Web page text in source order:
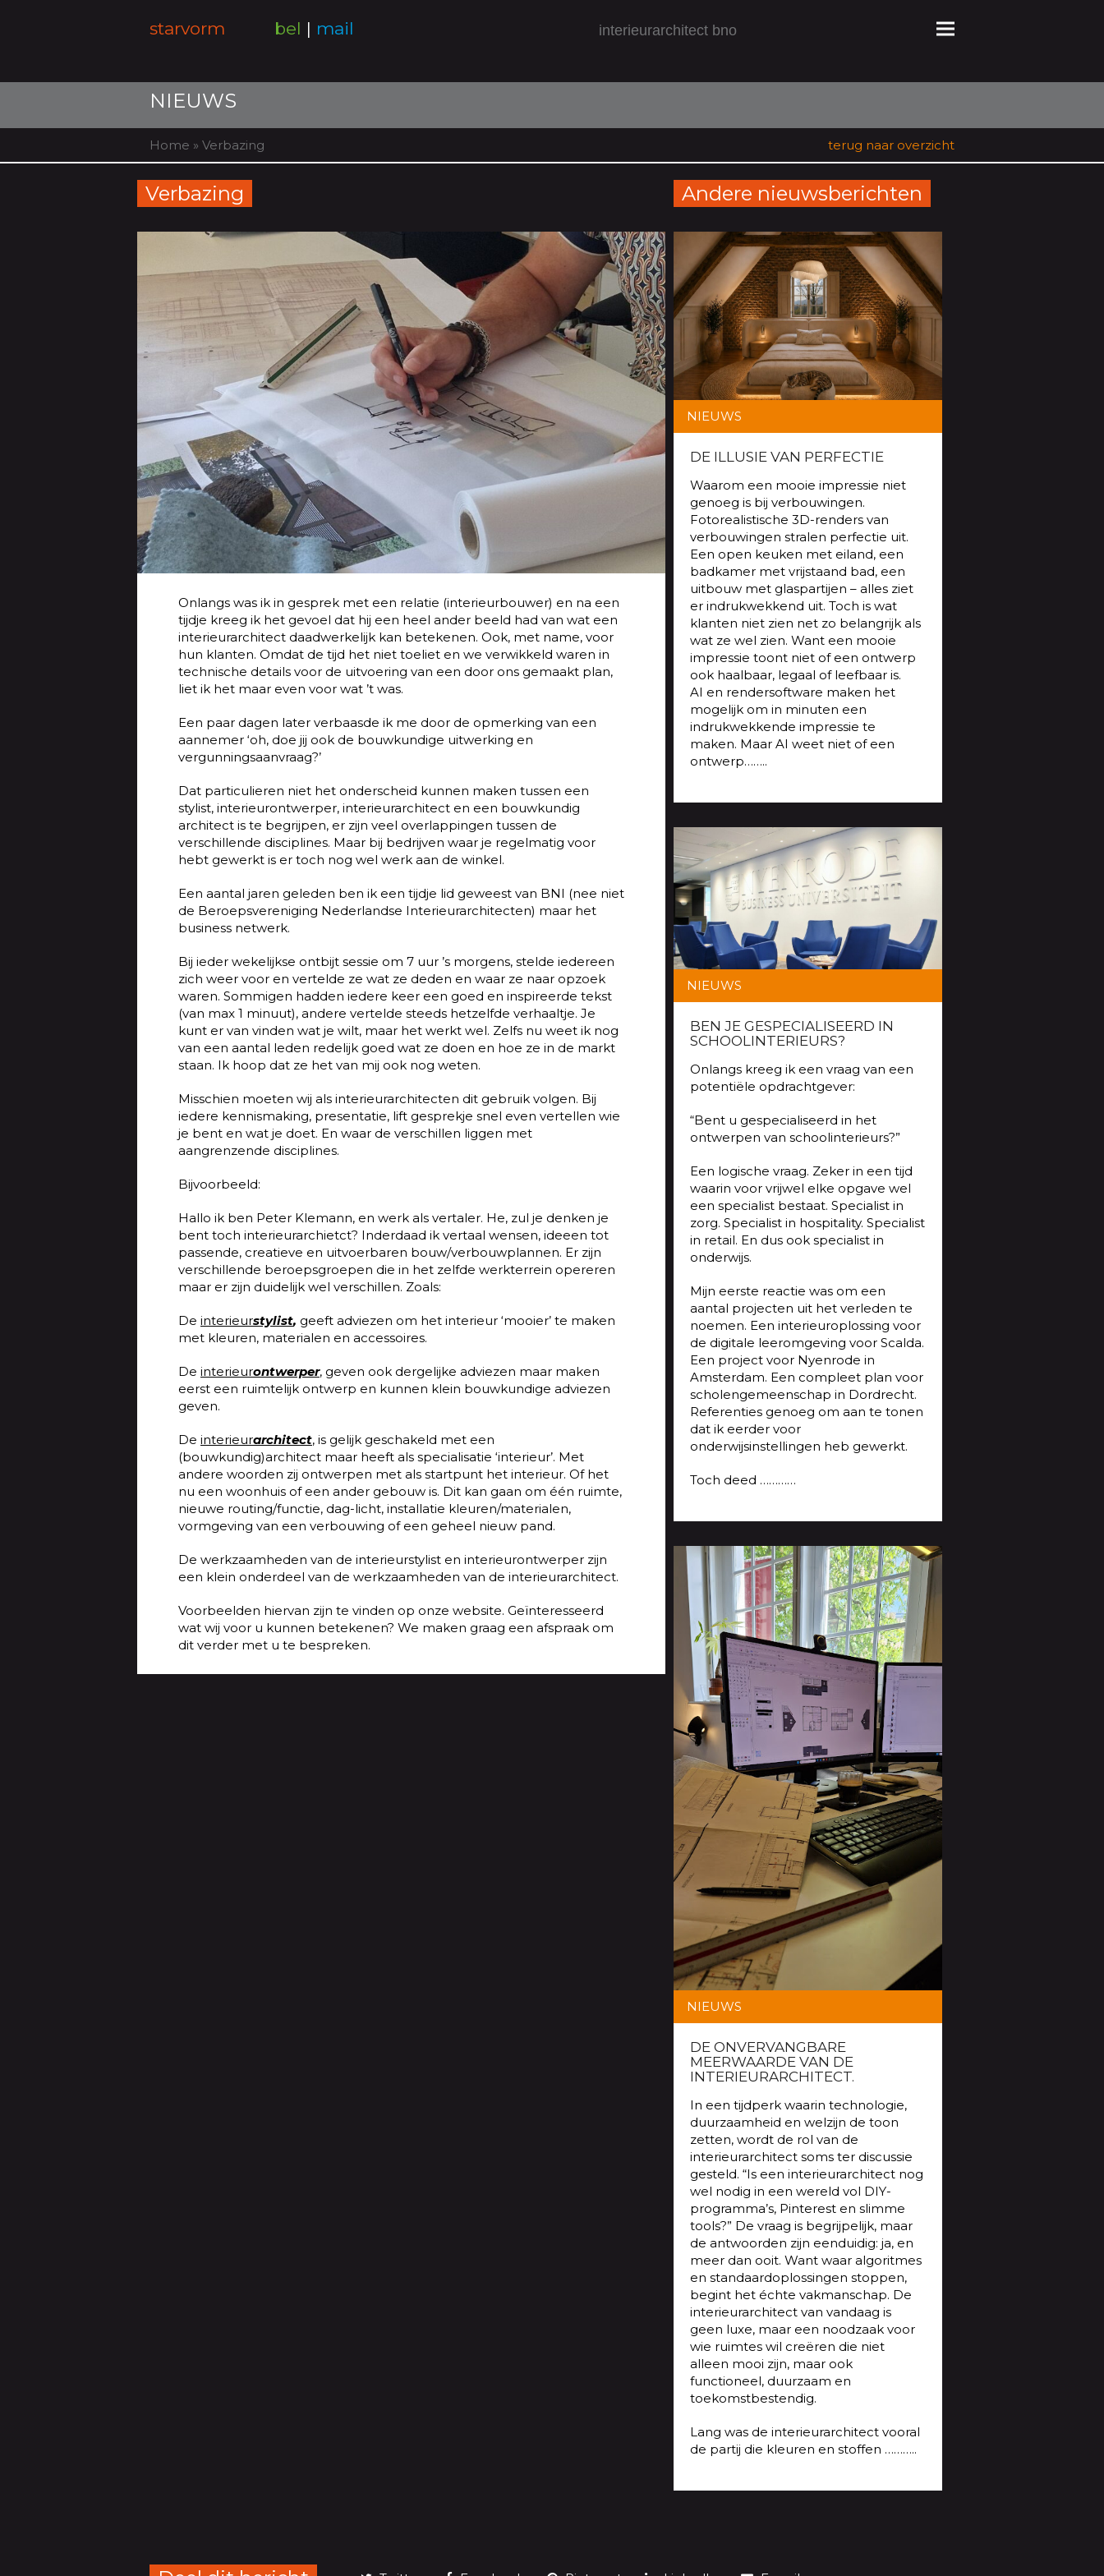
starvorm bel | mail interieurarchitect bno
NIEUWS
Home » Verbazing terug naar overzicht
Verbazing
Onlangs was ik in gesprek met een relatie (interieurbouwer) en na een
tijdje kreeg ik het gevoel dat hij een heel ander beeld had van wat een
interieurarchitect daadwerkelijk kan betekenen. Ook, met name, voor
hun klanten. Omdat de tijd het niet toeliet en we verwikkeld waren in
technische details voor de uitvoering van een door ons gemaakt plan,
liet ik het maar even voor wat ’t was.
Een paar dagen later verbaasde ik me door de opmerking van een
aannemer ‘oh, doe jij ook de bouwkundige uitwerking en
vergunningsaanvraag?’
Dat particulieren niet het onderscheid kunnen maken tussen een
stylist, interieurontwerper, interieurarchitect en een bouwkundig
architect is te begrijpen, er zijn veel overlappingen tussen de
verschillende disciplines. Maar bij bedrijven waar je regelmatig voor
hebt gewerkt is er toch nog wel werk aan de winkel.
Een aantal jaren geleden ben ik een tijdje lid geweest van BNI (nee niet
de Beroepsvereniging Nederlandse Interieurarchitecten) maar het
business netwerk.
Bij ieder wekelijkse ontbijt sessie om 7 uur ’s morgens, stelde iedereen
zich weer voor en vertelde ze wat ze deden en waar ze naar opzoek
waren. Sommigen hadden iedere keer een goed en inspireerde tekst
(van max 1 minuut), andere vertelde steeds hetzelfde verhaaltje. Je
kunt er van vinden wat je wilt, maar het werkt wel. Zelfs nu weet ik nog
van een aantal leden redelijk goed wat ze doen en hoe ze in de markt
staan. Ik hoop dat ze het van mij ook nog weten.
Misschien moeten wij als interieurarchitecten dit gebruik volgen. Bij
iedere kennismaking, presentatie, lift gesprekje snel even vertellen wie
je bent en wat je doet. En waar de verschillen liggen met
aangrenzende disciplines.
Bijvoorbeeld:
Hallo ik ben Peter Klemann, en werk als vertaler. He, zul je denken je
bent toch interieurarchietct? Inderdaad ik vertaal wensen, ideeen tot
passende, creatieve en uitvoerbaren bouw/verbouwplannen. Er zijn
verschillende beroepsgroepen die in het zelfde werkterrein opereren
maar er zijn duidelijk wel verschillen. Zoals:
De interieurstylist, geeft adviezen om het interieur ‘mooier’ te maken
met kleuren, materialen en accessoires.
De interieurontwerper, geven ook dergelijke adviezen maar maken
eerst een ruimtelijk ontwerp en kunnen klein bouwkundige adviezen
geven.
De interieurarchitect, is gelijk geschakeld met een
(bouwkundig)architect maar heeft als specialisatie ‘interieur’. Met
andere woorden zij ontwerpen met als startpunt het interieur. Of het
nu een woonhuis of een ander gebouw is. Dit kan gaan om één ruimte,
nieuwe routing/functie, dag-licht, installatie kleuren/materialen,
vormgeving van een verbouwing of een geheel nieuw pand.
De werkzaamheden van de interieurstylist en interieurontwerper zijn
een klein onderdeel van de werkzaamheden van de interieurarchitect.
Voorbeelden hiervan zijn te vinden op onze website. Geïnteresseerd
wat wij voor u kunnen betekenen? We maken graag een afspraak om
dit verder met u te bespreken.
Andere nieuwsberichten
NIEUWS
DE ILLUSIE VAN PERFECTIE
Waarom een mooie impressie niet
genoeg is bij verbouwingen.
Fotorealistische 3D-renders van
verbouwingen stralen perfectie uit.
Een open keuken met eiland, een
badkamer met vrijstaand bad, een
uitbouw met glaspartijen – alles ziet
er indrukwekkend uit. Toch is wat
klanten niet zien net zo belangrijk als
wat ze wel zien. Want een mooie
impressie toont niet of een ontwerp
ook haalbaar, legaal of leefbaar is.
AI en rendersoftware maken het
mogelijk om in minuten een
indrukwekkende impressie te
maken. Maar AI weet niet of een
ontwerp……..
NIEUWS
BEN JE GESPECIALISEERD IN
SCHOOLINTERIEURS?
Onlangs kreeg ik een vraag van een
potentiële opdrachtgever:
“Bent u gespecialiseerd in het
ontwerpen van schoolinterieurs?”
Een logische vraag. Zeker in een tijd
waarin voor vrijwel elke opgave wel
een specialist bestaat. Specialist in
zorg. Specialist in hospitality. Specialist
in retail. En dus ook specialist in
onderwijs.
Mijn eerste reactie was om een
aantal projecten uit het verleden te
noemen. Een interieuroplossing voor
de digitale leeromgeving voor Scalda.
Een project voor Nyenrode in
Amsterdam. Een compleet plan voor
scholengemeenschap in Dordrecht.
Referenties genoeg om aan te tonen
dat ik eerder voor
onderwijsinstellingen heb gewerkt.
Toch deed …………
NIEUWS
DE ONVERVANGBARE
MEERWAARDE VAN DE
INTERIEURARCHITECT.
In een tijdperk waarin technologie,
duurzaamheid en welzijn de toon
zetten, wordt de rol van de
interieurarchitect soms ter discussie
gesteld. “Is een interieurarchitect nog
wel nodig in een wereld vol DIY-
programma’s, Pinterest en slimme
tools?” De vraag is begrijpelijk, maar
de antwoorden zijn eenduidig: ja, en
meer dan ooit. Want waar algoritmes
en standaardoplossingen stoppen,
begint het échte vakmanschap. De
interieurarchitect van vandaag is
geen luxe, maar een noodzaak voor
wie ruimtes wil creëren die niet
alleen mooi zijn, maar ook
functioneel, duurzaam en
toekomstbestendig.
Lang was de interieurarchitect vooral
de partij die kleuren en stoffen ………..